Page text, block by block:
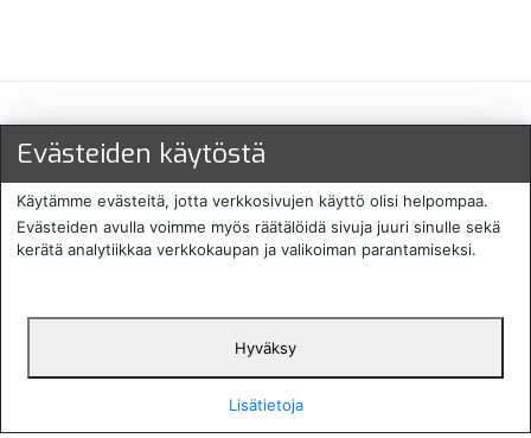
Maksu- ja toimitustavat
Protecomp
Copyright 2024. All rights
English
Evästeiden käytöstä
Käytämme evästeitä, jotta verkkosivujen käyttö olisi helpompaa.
Evästeiden avulla voimme myös räätälöidä sivuja juuri sinulle sekä
kerätä analytiikkaa verkkokaupan ja valikoiman parantamiseksi.
Hyväksy
Lisätietoja